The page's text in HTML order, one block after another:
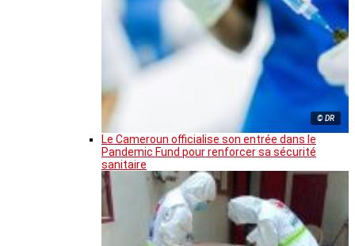
© DR
Le Cameroun officialise son entrée dans le
Pandemic Fund pour renforcer sa sécurité
sanitaire